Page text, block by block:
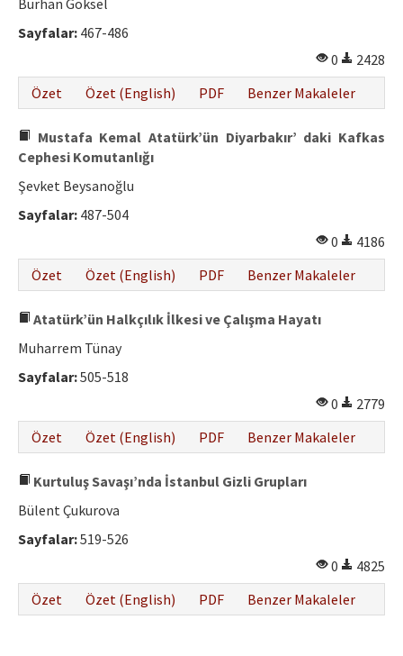
Burhan Göksel
Sayfalar: 467-486
0
2428
Özet
Özet (English) PDF Benzer Makaleler
Mustafa Kemal Atatürk’ün Diyarbakır’ daki Kafkas
Cephesi Komutanlığı
Şevket Beysanoğlu
Sayfalar: 487-504
0
4186
Özet
Özet (English) PDF Benzer Makaleler
Atatürk’ün Halkçılık İlkesi ve Çalışma Hayatı
Muharrem Tünay
Sayfalar:505-518
0
2779
Özet
Özet (English) PDF Benzer Makaleler
Kurtuluş Savaşı’nda İstanbul Gizli Grupları
Bülent Çukurova
Sayfalar:519-526
0
4825
Özet
Özet (English) PDF Benzer Makaleler